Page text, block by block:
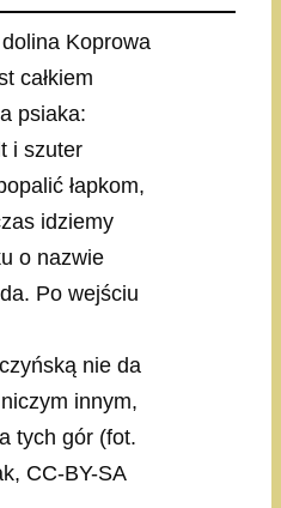
całkiem
psiaka:
i szuter
łapkom,
idziemy
o nazwie
Po wejściu
nie da
innym,
tych gór (fot.
CC-BY-SA